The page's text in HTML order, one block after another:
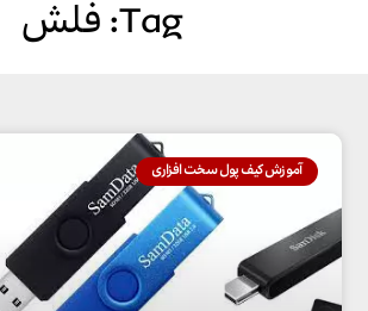
Tag: فلش
آموزش کیف پول سخت افزاری